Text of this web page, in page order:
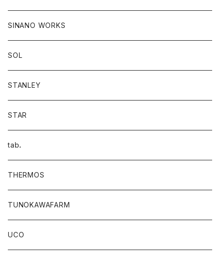
SINANO WORKS
SOL
STANLEY
STAR
tab．
THERMOS
TUNOKAWAFARM
UCO